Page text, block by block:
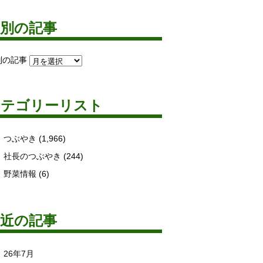
の記事
の記事
ゴリーリスト
つぶやき (1,966)
社長のつぶやき (244)
野菜情報 (6)
の記事
26年7月